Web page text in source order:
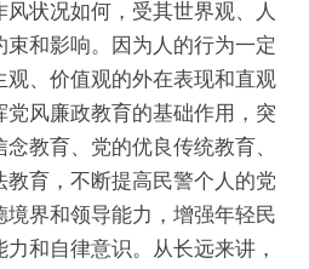
状况如何，受其世界观、人
和影响。因为人的行为一定
、价值观的外在表现和直观
党风廉政教育的基础作用，突
教育、党的优良传统教育、
育，不断提高民警个人的党
界和领导能力，增强年轻民
和自律意识。从长远来讲，